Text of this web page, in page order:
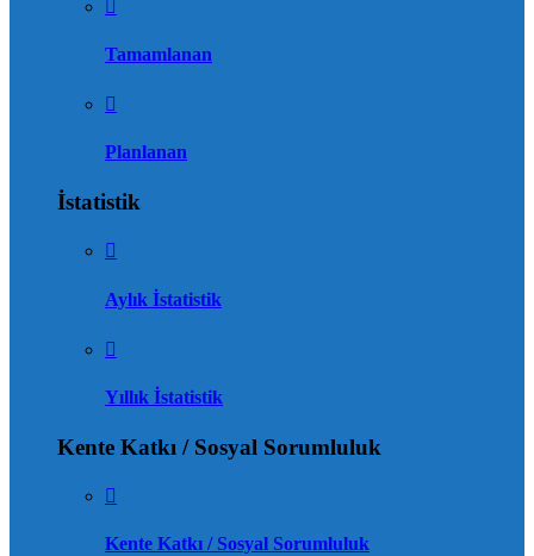
Tamamlanan
Planlanan
İstatistik
Aylık İstatistik
Yıllık İstatistik
Kente Katkı / Sosyal Sorumluluk
Kente Katkı / Sosyal Sorumluluk